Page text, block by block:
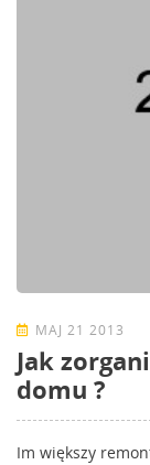
MAJ 21 2013
Jak
domu ?
Im większy